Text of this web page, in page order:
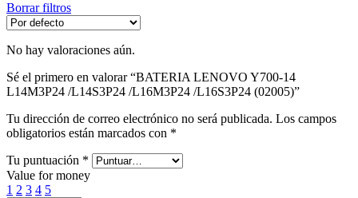
Borrar filtros
No hay valoraciones aún.
Sé el primero en valorar “BATERIA LENOVO Y700-14
L14M3P24 /L14S3P24 /L16M3P24 /L16S3P24 (02005)”
Tu dirección de correo electrónico no será publicada. Los campos
obligatorios están marcados con *
Tu puntuación *
Value for money
1 2 3 4 5